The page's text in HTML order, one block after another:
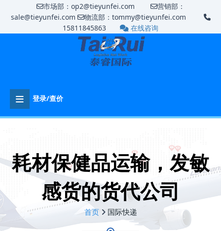
市场部：op2@tieyunfei.com
营销部：
sale@tieyunfei.com
物流部：tommy@tieyunfei.com
15811845863
在线咨询
登录/查价
耗材保健品运输，发敏
感货的货代公司
首页 国际快递